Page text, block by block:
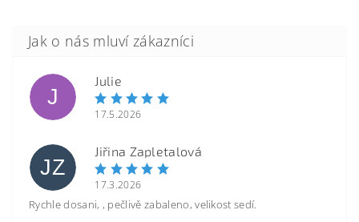
J
Julie
17.5.2026
JZ
Jiřina Zapletalová
17.3.2026
Rychle dosani, , pečlivě zabaleno, velikost sedí.